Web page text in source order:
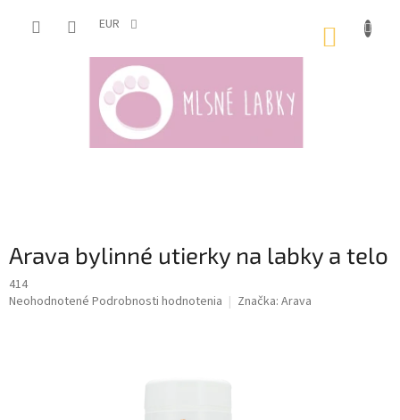
EUR
Arava bylinné utierky na labky a telo
414
Priemerné
Neohodnotené Podrobnosti hodnotenia Značka: Arava